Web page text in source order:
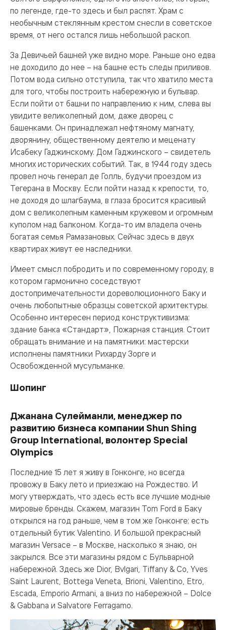
по легенде, где-то здесь и был распят. Храм с
необычным стеклянным крестом снесли в советское
время, от него остался лишь небольшой раскоп.
За Девичьей башней уже видно море. Раньше оно едва
не доходило до нее – на башне есть следы приливов.
Потом вода сильно отступила, так что хватило места
для того, чтобы построить набережную и бульвар.
Если пойти от башни по направлению к ним, слева вы
увидите великолепный дом, даже дворец с
башенками. Он принадлежал нефтяному магнату,
дворянину, общественному деятелю и меценату
Исабеку Гаджинскому. Дом Гаджинского – свидетель
многих исторических событий. Так, в 1944 году здесь
провел ночь генерал де Голль, будучи проездом из
Тегерана в Москву. Если пойти назад к крепости, то,
не доходя до шлагбаума, в глаза бросится красивый
дом с великолепным каменным кружевом и огромным
куполом над балконом. Когда-то им владела очень
богатая семья Рамазановых. Сейчас здесь в двух
квартирах живут ее наследники.
Имеет смысл побродить и по современному городу, в
котором гармонично соседствуют
достопримечательности дореволюционного Баку и
очень любопытные образцы советской архитектуры.
Особенно интересен период конструктивизма:
здание банка «Стандарт», Пожарная станция. Стоит
обращать внимание и на памятники: мастерски
исполнены памятники Рихарду Зорге и
Освобожденной мусульманке.
Шопинг
Джанана Сулейманли, менеджер по
развитию бизнеса компании Shun Shing
Group International, волонтер Special
Olympics
Последние 15 лет я живу в Гонконге, но всегда
провожу в Баку лето и приезжаю на Рождество. И
могу утверждать, что здесь есть все лучшие модные
мировые бренды. Скажем, магазин Tom Ford в Баку
открылся на год раньше, чем в том же Гонконге; есть
отдельный бутик Valentino. И большой прекрасный
магазин Versace – в Москве, насколько я знаю, он
закрылся. Все эти магазины рядом с Бульварной
набережной. Здесь же Dior, Bvlgari, Tiffany & Co, Yves
Saint Laurent, Bottega Veneta, Brioni, Valentino, Etro,
Escada, Emporio Armani, а вниз по набережной – Dolce
& Gabbana и Salvatore Ferragamo.